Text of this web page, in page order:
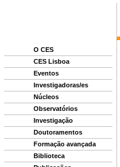
O CES
CES Lisboa
Eventos
Investigadoras/es
Núcleos
Observatórios
Investigação
Doutoramentos
Formação avançada
Biblioteca